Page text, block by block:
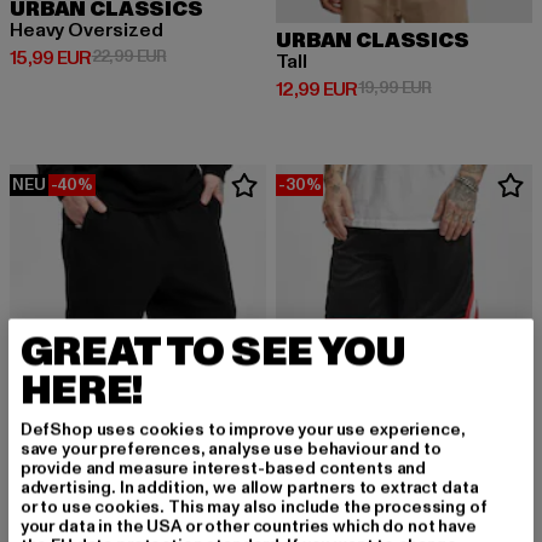
URBAN CLASSICS
Heavy Oversized
15,99 EUR
Derzeitiger Preis: 15,99 EUR
22,99 EURAktionspreis: 22,99 EUR
URBAN CLASSICS
Tall
12,99 EUR
Derzeitiger Preis: 12,99 EUR
19,99 EURAktionspreis:
NEU -40% -30%
URBAN CLASSICS
GREAT TO SEE YOU
HERE!
DefShop uses cookies to improve your use experience,
save your preferences, analyse use behaviour and to
provide and measure interest-based contents and
advertising. In addition, we allow partners to extract data
or to use cookies. This may also include the processing of
your data in the USA or other countries which do not have